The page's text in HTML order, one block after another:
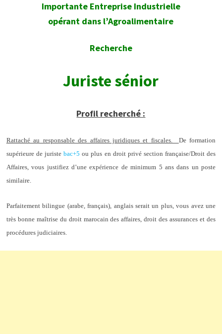
Importante Entreprise Industrielle
opérant dans l’Agroalimentaire
Recherche
Juriste sénior
Profil recherché :
Rattaché au responsable des affaires juridiques et fiscales. De formation
supérieure de juristebac+5 ou plus en droit privé section française/Droit des
Affaires, vous justifiez d’une expérience de minimum 5 ans dans un poste
similaire.
Parfaitement bilingue (arabe, français), anglais serait un plus, vous avez une
très bonne maîtrise du droit marocain des affaires, droit des assurances et des
procédures judiciaires.